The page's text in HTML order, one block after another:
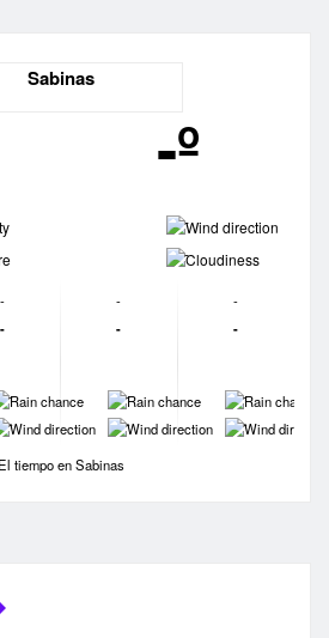
Sabinas
-º
-
-
-
-
-
-
-
-
-
-
-
-
-
-
El tiempo en Sabinas